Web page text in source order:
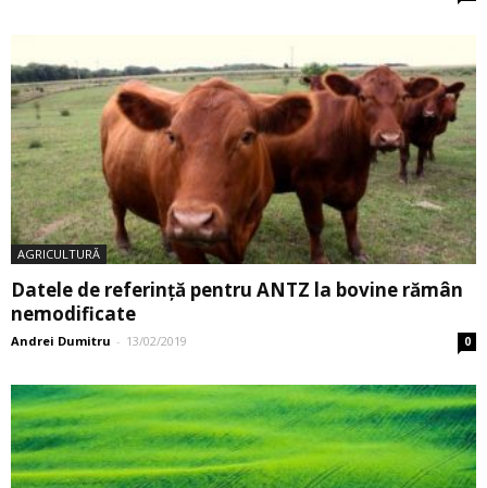
AGRICULTURĂ
Datele de referinţă pentru ANTZ la bovine rămân
nemodificate
Andrei Dumitru - 13/02/2019 0